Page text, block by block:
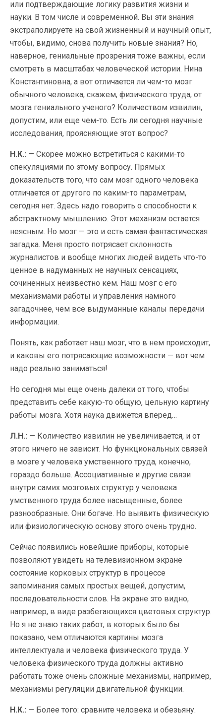
или подтверждающие логику развития жизни и
науки. В том числе и современной. Вы эти знания
экстраполируете на свой жизненный и научный опыт,
чтобы, видимо, снова получить новые знания? Но,
наверное, гениальные прозрения тоже важны, если
смотреть в масштабах человеческой истории. Нина
Константиновна, а вот отличается ли чем-то мозг
обычного человека, скажем, физического труда, от
мозга гениального ученого? Количеством извилин,
допустим, или еще чем-то. Есть ли сегодня научные
исследования, проясняющие этот вопрос?
Н.К.: — Скорее можно встретиться с какими-то
спекуляциями по этому вопросу. Прямых
доказательств того, что сам мозг одного человека
отличается от другого по каким-то параметрам,
сегодня нет. Здесь надо говорить о способности к
абстрактному мышлению. Этот механизм остается
неясным. Но мозг — это и есть самая фантастическая
загадка. Меня просто потрясает склонность
журналистов и вообще многих людей видеть что-то
ценное в надуманных не научных сенсациях,
сочиненных неизвестно кем. Наш мозг с его
механизмами работы и управления намного
загадочнее, чем все выдуманные каналы передачи
информации.
Понять, как работает наш мозг, что в нем происходит,
и каковы его потрясающие возможности — вот чем
надо реально заниматься!
Но сегодня мы еще очень далеки от того, чтобы
представить себе какую-то общую, цельную картину
работы мозга. Хотя наука движется вперед…
Л.Н.: — Количество извилин не увеличивается, и от
этого ничего не зависит. Но функциональных связей
в мозге у человека умственного труда, конечно,
гораздо больше. Ассоциативные и другие связи
внутри самих мозговых структур у человека
умственного труда более насыщенные, более
разнообразные. Они богаче. Но выявить физическую
или физиологическую основу этого очень трудно.
Сейчас появились новейшие приборы, которые
позволяют увидеть на телевизионном экране
состояние корковых структур в процессе
запоминания самых простых вещей, допустим,
последовательности слов. На экране это видно,
например, в виде разбегающихся цветовых структур.
Но я не знаю таких работ, в которых было бы
показано, чем отличаются картины мозга
интеллектуала и человека физического труда. У
человека физического труда должны активно
работать тоже очень сложные механизмы, например,
механизмы регуляции двигательной функции.
Н.К.: — Более того: сравните человека и обезьяну.